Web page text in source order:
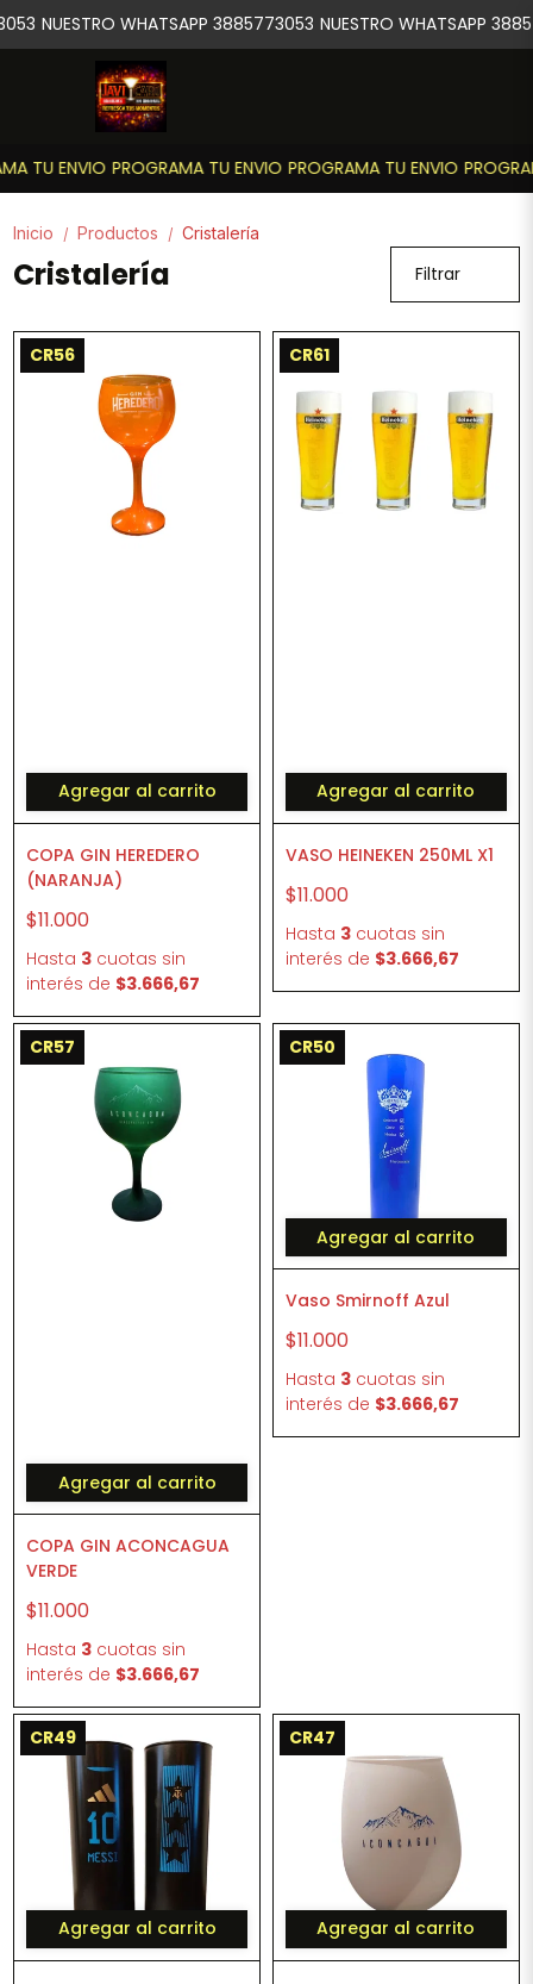
TU ENVIO PROGRAMA TU ENVIO PROGRAMA TU ENVIO
NUESTRO WHATSAPP 3885773053 NUESTRO WHATSAPP
Inicio / Productos / Cristalería
Cristalería Filtrar
CR56
Agregar al carrito
COPA GIN HEREDERO
(NARANJA)
$11.000
Hasta 3 cuotas sin
interés de $3.666,67
CR61
Agregar al carrito
VASO HEINEKEN 250ML X1
$11.000
Hasta 3 cuotas sin
interés de $3.666,67
CR57
Agregar al carrito
COPA GIN ACONCAGUA
VERDE
$11.000
Hasta 3 cuotas sin
interés de $3.666,67
CR50
Agregar al carrito
Vaso Smirnoff Azul
$11.000
Hasta 3 cuotas sin
interés de $3.666,67
CR49
Agregar al carrito
CR47
Agregar al carrito